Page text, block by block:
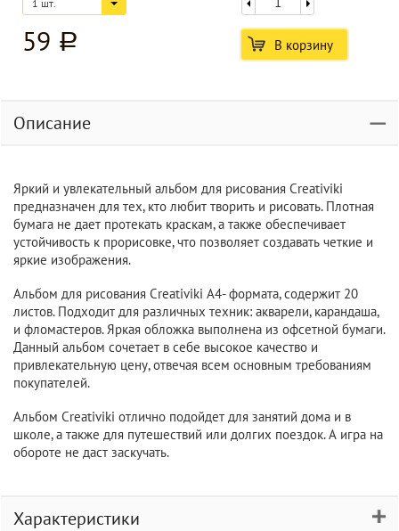
1 шт.
59 a В корзину
Описание
Яркий и увлекательный альбом для рисования Creativiki
предназначен для тех, кто любит творить и рисовать. Плотная
бумага не дает протекать краскам, а также обеспечивает
устойчивость к прорисовке, что позволяет создавать четкие и
яркие изображения.
Альбом для рисования Creativiki А4- формата, содержит 20
листов. Подходит для различных техник: акварели, карандаша,
и фломастеров. Яркая обложка выполнена из офсетной бумаги.
Данный альбом сочетает в себе высокое качество и
привлекательную цену, отвечая всем основным требованиям
покупателей.
Альбом Creativiki отлично подойдет для занятий дома и в
школе, а также для путешествий или долгих поездок. А игра на
обороте не даст заскучать.
Характеристики